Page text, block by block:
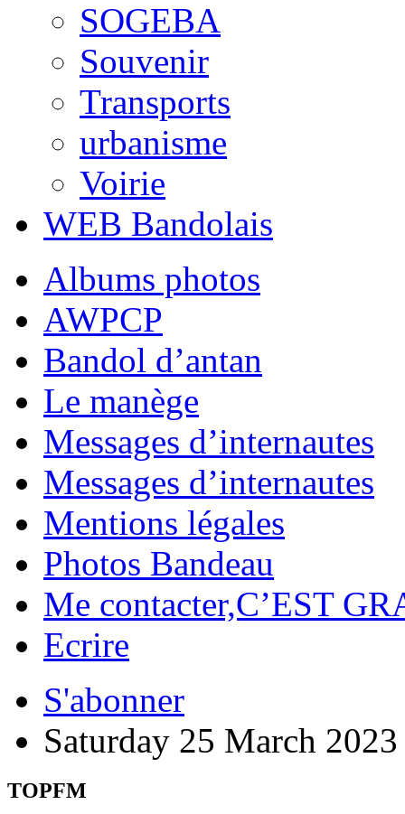
SOGEBA
Souvenir
Transports
urbanisme
Voirie
WEB Bandolais
Albums photos
AWPCP
Bandol d’antan
Le manège
Messages d’internautes
Messages d’internautes
Mentions légales
Photos Bandeau
Me contacter,C’EST
Ecrire
S'abonner
Saturday 25 March 2023
TOPFM